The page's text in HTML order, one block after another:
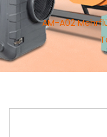
AM-A02